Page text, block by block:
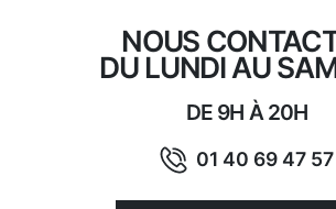
NOUS
DU LUNDI AU
DE 9H À 20H
01 40 69 47 57